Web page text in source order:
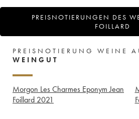
PREISNOTIERUNGEN DES
FOILLARD
PREISNOTIERUNG WEINE
WEINGUT
Morgon Les Charmes Eponym Jean
Foillard 2021